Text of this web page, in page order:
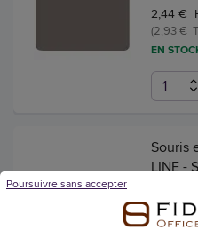
2,44 €
(2,93 €
EN
Souris
LINE -
5/5-
Poursuivre sans accepter